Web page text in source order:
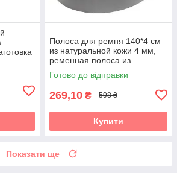
зі
Полоса для ремня 140*4 см
из натуральной кожи 4 мм,
ременная полоса из
натуральной кожи 1400*40
мм, черная
Готово до відправки
269,10 ₴ 598 ₴
Купити
Показати ще